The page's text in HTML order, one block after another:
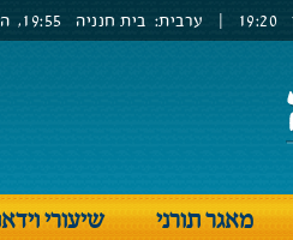
ערבית: בית חנניה
מאגר תורני שיעורי